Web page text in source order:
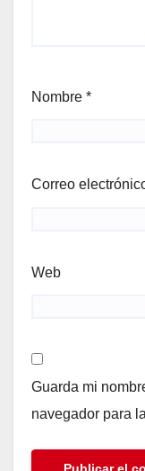
Nombre *
Correo
Web
Guarda mi
navegador para